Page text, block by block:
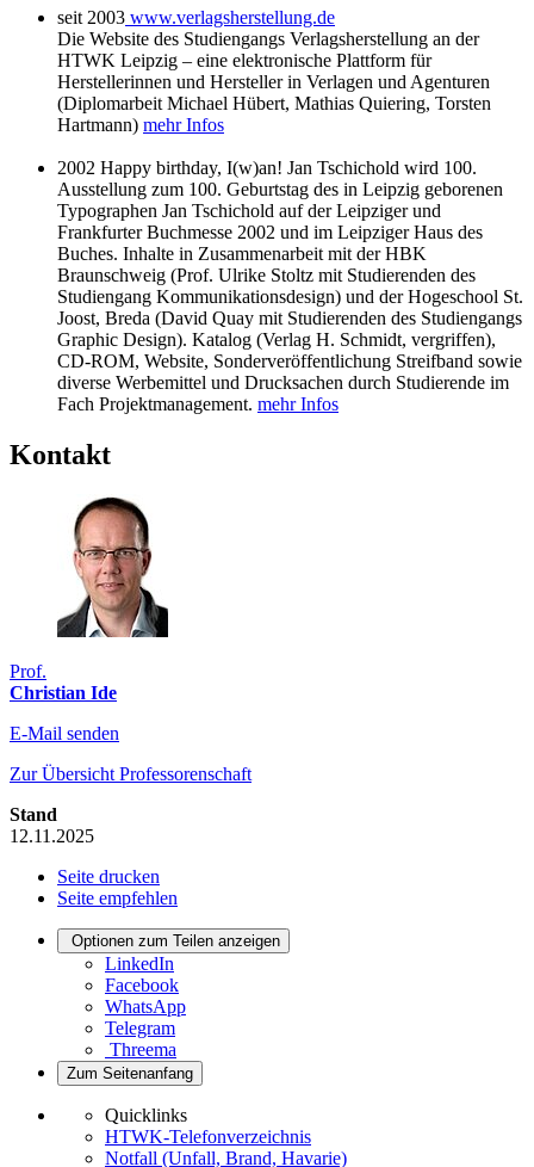
seit 2003 www.verlagsherstellung.de
Die Website des Studiengangs Verlagsherstellung an der
HTWK Leipzig – eine elektronische Plattform für
Herstellerinnen und Hersteller in Verlagen und Agenturen
(Diplomarbeit Michael Hübert, Mathias Quiering, Torsten
Hartmann) mehr Infos
2002 Happy birthday, I(w)an! Jan Tschichold wird 100.
Ausstellung zum 100. Geburtstag des in Leipzig geborenen
Typographen Jan Tschichold auf der Leipziger und
Frankfurter Buchmesse 2002 und im Leipziger Haus des
Buches. Inhalte in Zusammenarbeit mit der HBK
Braunschweig (Prof. Ulrike Stoltz mit Studierenden des
Studiengang Kommunikationsdesign) und der Hogeschool St.
Joost, Breda (David Quay mit Studierenden des Studiengangs
Graphic Design). Katalog (Verlag H. Schmidt, vergriffen),
CD-ROM, Website, Sonderveröffentlichung Streifband sowie
diverse Werbemittel und Drucksachen durch Studierende im
Fach Projektmanagement. mehr Infos
Kontakt
Prof.
Christian Ide
E-Mail senden
Zur Übersicht Professorenschaft
Stand
12.11.2025
Seite drucken
Seite empfehlen
Optionen zum Teilen anzeigen
LinkedIn
Facebook
WhatsApp
Telegram
Threema
Zum Seitenanfang
Quicklinks
HTWK-Telefonverzeichnis
Notfall (Unfall, Brand, Havarie)